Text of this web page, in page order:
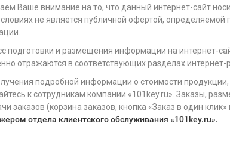
Ваше внимание на то, что данный интернет-сайт
не является публичной офертой,
подготовки и размещения информации на интернет-
отражаются в соответствующих разделах интернет-
подробной информации о стоимости продукции,
к сотрудникам компании «101key.ru». Заказы,
заказов (корзина заказов, кнопка «Заказ в один клик»
отдела клиентского обслуживания «101key.ru».